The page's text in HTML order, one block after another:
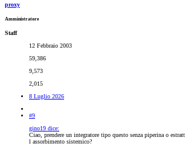
proxy
Amministratore
Staff
12 Febbraio 2003
59,386
9,573
2,015
8 Luglio 2026
#9
gino19 dice:
Ciao, prendere un integratore tipo questo senza piperina o
l assorbimento sistemico?